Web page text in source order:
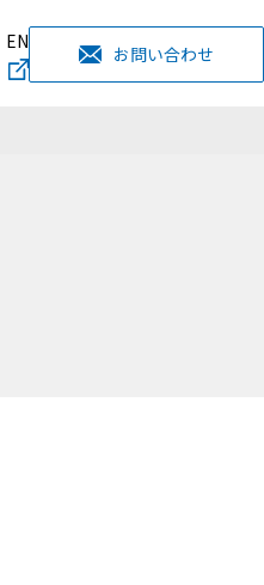
EN
お問い合わせ